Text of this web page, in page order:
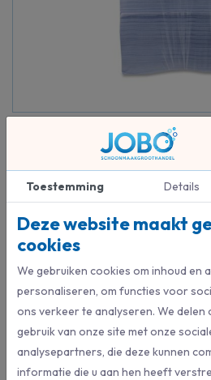
Beschrijving
Zwaar gramsgewicht 135gr/m² voor
Specificaties
Toestemming Details
Deze website maakt
cookies
We gebruiken cookies om inhoud en
personaliseren, om functies voor
ons verkeer te analyseren. We
gebruik van onze site met onze
analysepartners, die deze kunnen
informatie die u aan hen heeft